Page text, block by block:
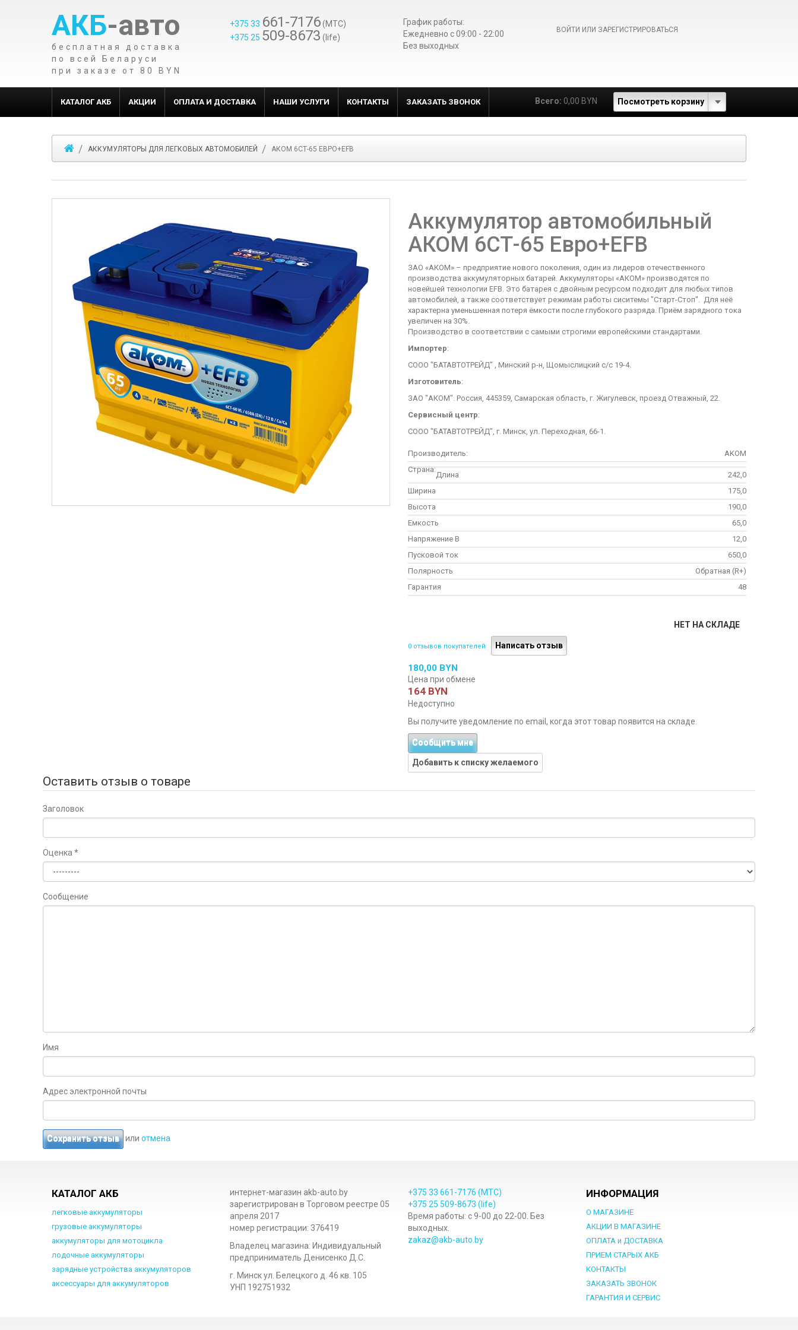
АКБ-авто
бесплатная доставка
по всей Беларуси
при заказе от 80 BYN
+375 33 661-7176(МТС)
+375 25 509-8673 (life)
График работы:
Ежедневно c 09:00 - 22:00
Без выходных
ВОЙТИ ИЛИ ЗАРЕГИСТРИРОВАТЬСЯ
КАТАЛОГ АКБ АКЦИИ ОПЛАТА И ДОСТАВКА НАШИ УСЛУГИ КОНТАКТЫ ЗАКАЗАТЬ ЗВОНОК Всего: 0,00 BYN Посмотреть корзину
АККУМУЛЯТОРЫ ДЛЯ ЛЕГКОВЫХ АВТОМОБИЛЕЙ АКОМ 6СТ-65 ЕВРО+EFB
Аккумулятор автомобильный
АКОМ 6СТ-65 Евро+EFB
ЗАО «АКОМ» – предприятие нового поколения, один из лидеров отечественного
производства аккумуляторных батарей. Аккумуляторы «АКОМ» производятся по
новейшей технологии EFB. Это батарея с двойным ресурсом подходит для любых типов
автомобилей, а также соответствует режимам работы сиситемы "Старт-Стоп". Для неё
характерна уменьшенная потеря ёмкости после глубокого разряда. Приём зарядного тока
увеличен на 30%.
Производство в соответствии с самыми строгими европейскими стандартами.
Импортер:
СООО "БАТАВТОТРЕЙД" , Минский р-н, Щомыслицкий с/с 19-4.
Изготовитель:
ЗАО "АКОМ". Россия, 445359, Самарская область, г. Жигулевск, проезд Отважный, 22.
Сервисный центр:
СООО "БАТАВТОТРЕЙД", г. Минск, ул. Переходная, 66-1.
Производитель:
AKOM
Страна:
Длина
242,0
Ширина
175,0
Высота
190,0
Емкость
65,0
Напряжение В
12,0
Пусковой ток
650,0
Полярность
Обратная (R+)
Гарантия
48
НЕТ НА СКЛАДЕ
0 отзывов покупателей Написать отзыв
180,00 BYN
Цена при обмене
164 BYN
Недоступно
Вы получите уведомление по email, когда этот товар появится на складе.
Сообщить мне
Добавить к списку желаемого
Оставить отзыв о товаре
Заголовок
Оценка *
Сообщение
Имя
Адрес электронной почты
Сохранить отзыв или отмена
КАТАЛОГ АКБ
легковые аккумуляторы
грузовые аккумуляторы
аккумуляторы для мотоцикла
лодочные аккумуляторы
зарядные устройства аккумуляторов
аксессуары для аккумуляторов
интернет-магазин akb-auto.by
зарегистрирован в Торговом реестре 05
апреля 2017
номер регистрации: 376419
Владелец магазина: Индивидуальный
предприниматель Денисенко Д.С.
г. Минск ул. Белецкого д. 46 кв. 105
УНП 192751932
+375 33 661-7176 (МТС)
+375 25 509-8673 (life)
Время работы: с 9-00 до 22-00. Без
выходных.
zakaz@akb-auto.by
ИНФОРМАЦИЯ
О МАГАЗИНЕ
АКЦИИ В МАГАЗИНЕ
ОПЛАТА и ДОСТАВКА
ПРИЕМ СТАРЫХ АКБ
КОНТАКТЫ
ЗАКАЗАТЬ ЗВОНОК
ГАРАНТИЯ И СЕРВИС